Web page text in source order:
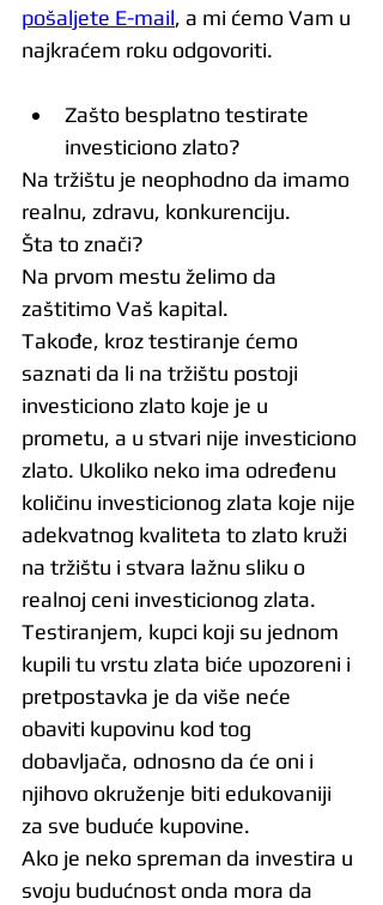
pošaljete E-mail, a mi ćemo Vam u
najkraćem roku odgovoriti.
Zašto besplatno testirate
investiciono zlato?
Na tržištu je neophodno da imamo
realnu, zdravu, konkurenciju.
Šta to znači?
Na prvom mestu želimo da
zaštitimo Vaš kapital.
Takođe, kroz testiranje ćemo
saznati da li na tržištu postoji
investiciono zlato koje je u
prometu, a u stvari nije investiciono
zlato. Ukoliko neko ima određenu
količinu investicionog zlata koje nije
adekvatnog kvaliteta to zlato kruži
na tržištu i stvara lažnu sliku o
realnoj ceni investicionog zlata.
Testiranjem, kupci koji su jednom
kupili tu vrstu zlata biće upozoreni i
pretpostavka je da više neće
obaviti kupovinu kod tog
dobavljača, odnosno da će oni i
njihovo okruženje biti edukovaniji
za sve buduće kupovine.
Ako je neko spreman da investira u
svoju budućnost onda mora da